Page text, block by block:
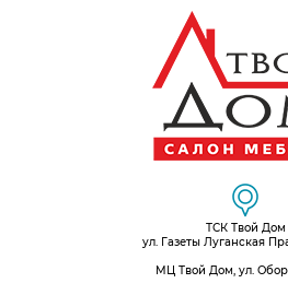
ТСК Твой Дом
ул. Газеты Луганская
МЦ Твой Дом, ул.